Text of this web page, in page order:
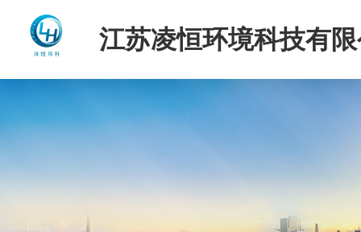
江苏凌恒环境科技有